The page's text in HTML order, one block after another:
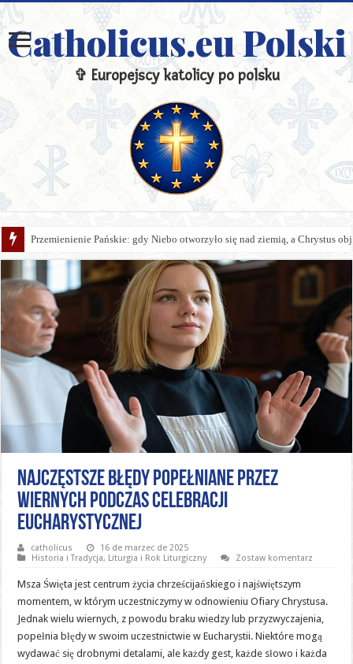
Catholicus.eu Polski
✞ Europejscy katolicy po polsku
Przemienienie Pańskie: gdy Niebo otworzyło się nad ziemią, a Chrystus
Najczęstsze błędy popełniane przez
wiernych podczas celebracji
eucharystycznej
catholicus
16 de marzec de 2025
Historia i Tradycja, Liturgia i Rok Liturgiczny Zostaw komentarz
Msza Święta jest centrum życia chrześcijańskiego i najświętszym
momentem, w którym uczestniczymy w odnowieniu Ofiary Chrystusa.
Jednak wielu wiernych, z powodu braku wiedzy lub przyzwyczajenia,
popełnia błędy w swoim uczestnictwie w Eucharystii. Niektóre mogą
wydawać się drobnymi detalami, ale każdy gest, każde słowo i każda